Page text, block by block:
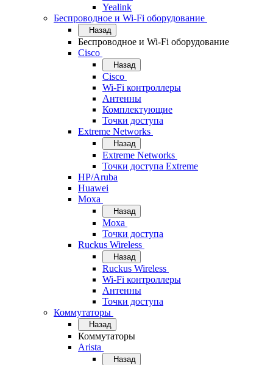
Yealink
Беспроводное и Wi-Fi оборудование
Назад
Беспроводное и Wi-Fi оборудование
Cisco
Назад
Cisco
Wi-Fi контроллеры
Антенны
Комплектующие
Точки доступа
Extreme Networks
Назад
Extreme Networks
Точки доступа Extreme
HP/Aruba
Huawei
Moxa
Назад
Moxa
Точки доступа
Ruckus Wireless
Назад
Ruckus Wireless
Wi-Fi контроллеры
Антенны
Точки доступа
Коммутаторы
Назад
Коммутаторы
Arista
Назад